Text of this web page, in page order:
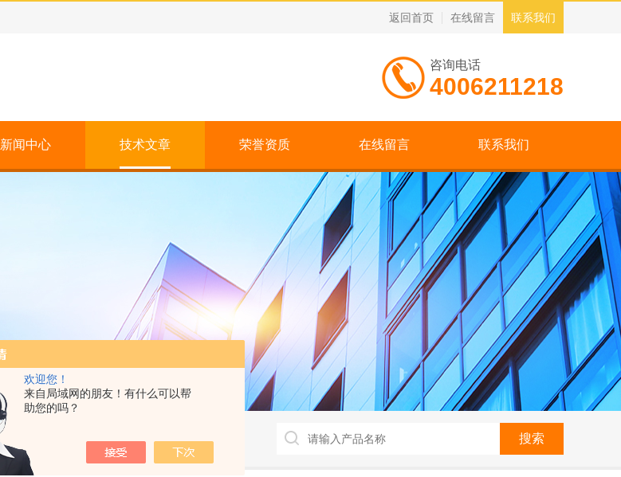
欢迎您！
来自局域网的朋友！有什么可以帮
助您的吗？
返回首页 在线留言 联系我们
咨询电话
4006211218
新闻中心 技术文章 荣誉资质 在线留言 联系我们